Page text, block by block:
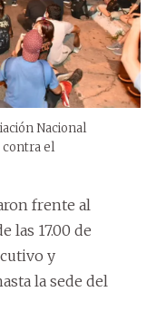
Nacional
contra el
frente al
las 17.00 de
y
la sede del